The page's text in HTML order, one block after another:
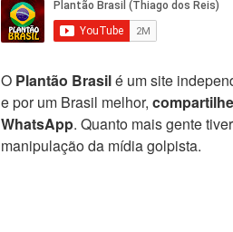
O Plantão Brasilé um site
e por um Brasil melhor,
WhatsApp. Quanto mais gente
manipulação da mídia golpista.